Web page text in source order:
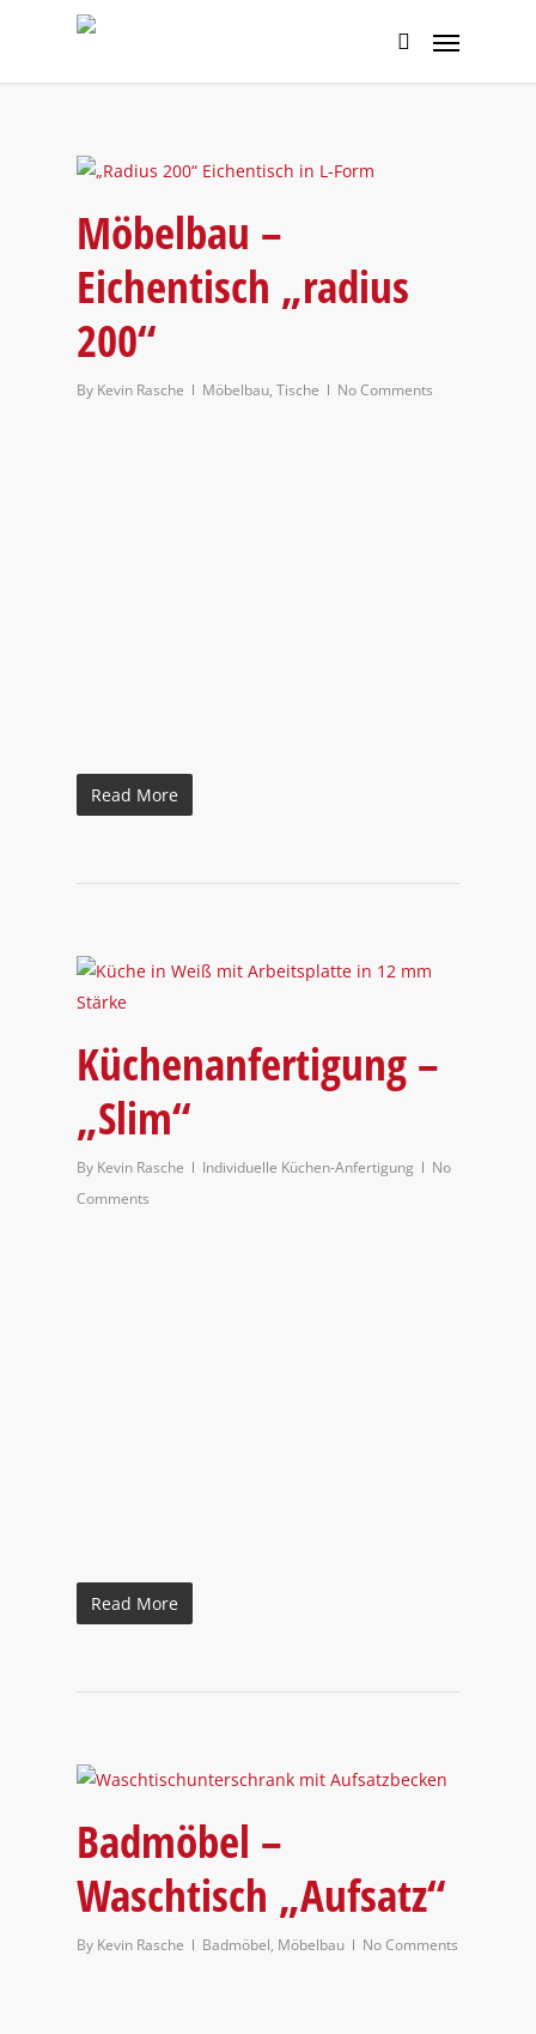
Möbelbau –
Eichentisch „radius
200“
By Kevin Rasche Möbelbau, Tische No Comments
Read More
Küchenanfertigung –
„Slim“
By Kevin Rasche Individuelle Küchen-Anfertigung
No
Comments
Read More
Badmöbel –
Waschtisch „Aufsatz“
By Kevin Rasche Badmöbel, Möbelbau No Comments